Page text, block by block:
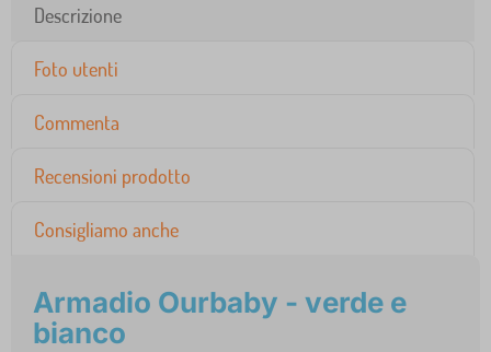
Descrizione
Foto utenti
Commenta
Recensioni prodotto
Consigliamo anche
Armadio Ourbaby - verde e
bianco